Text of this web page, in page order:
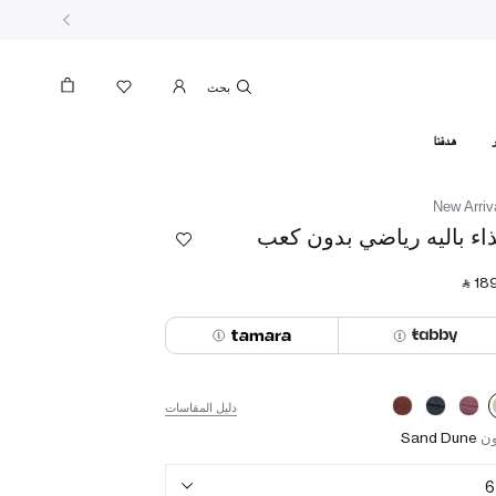
هدفنا
New
باليه رياضي بدون كعب
⃁
دليل المقاسات
Sand Dune
6